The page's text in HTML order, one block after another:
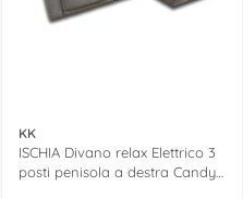
KK
ISCHIA Divano relax Elettrico 3
posti penisola a destra Candy